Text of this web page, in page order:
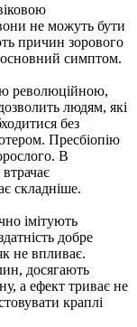
не можуть бути
причин зорового
симптом.
революційною,
людям, які
без
Пресбіопію
В
складніше.
імітують
добре
не впливає.
досягають
а ефект триває не
краплі